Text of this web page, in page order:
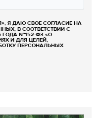
Я ДАЮ СВОЕ СОГЛАСИЕ НА
В СООТВЕТСТВИИ С
ГОДА №152-ФЗ «О
И ДЛЯ ЦЕЛЕЙ,
ПЕРСОНАЛЬНЫХ